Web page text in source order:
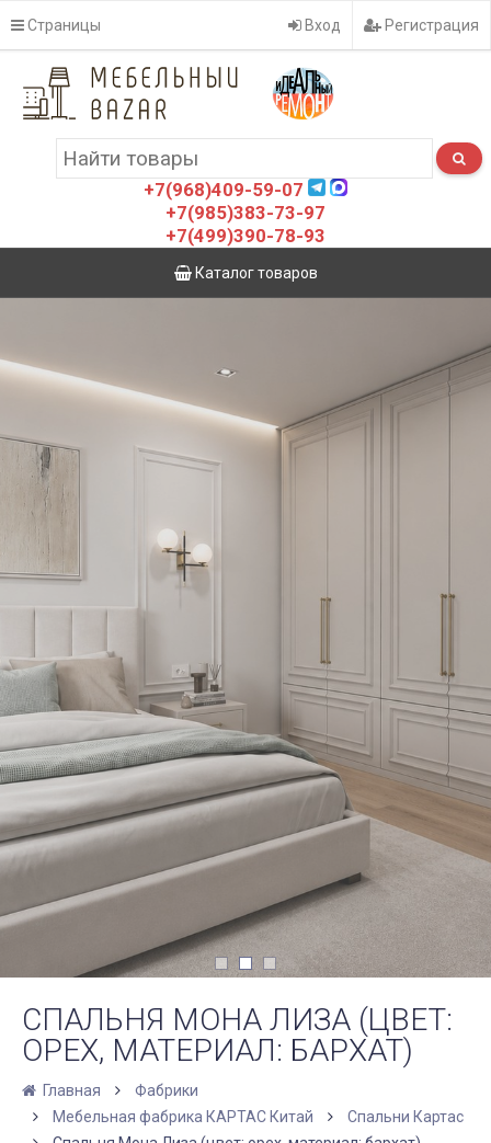
Страницы Вход Регистрация
+7(968)409-59-07
+7(985)383-73-97
+7(499)390-78-93
Каталог товаров
СПАЛЬНЯ МОНА ЛИЗА (ЦВЕТ:
ОРЕХ, МАТЕРИАЛ: БАРХАТ)
Главная
Фабрики
Мебельная фабрика КАРТАС Китай
Спальни Картас